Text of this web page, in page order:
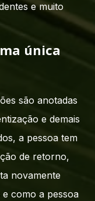
e muito
única
são anotadas
e demais
a pessoa tem
de retorno,
novamente
como a pessoa